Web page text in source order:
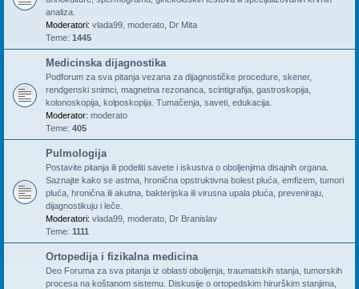
analiza.
Moderatori: vlada99 moderato Dr Mita
Teme: 1445
Medicinska dijagnostika
Podforum za sva pitanja vezana za dijagnostičke procedure, skener,
rendgenski snimci, magnetna rezonanca, scintigrafija, gastroskopija,
kolonoskopija, kolposkopija. Tumačenja, saveti, edukacija.
Moderator: moderato
Teme: 405
Pulmologija
Postavite pitanja ili podeliti savete i iskustva o oboljenjima disajnih organa.
Saznajte kako se astma, hronična opstruktivna bolest pluća, emfizem, tumori
pluća, hronična ili akutna, bakterijska ili virusna upala pluća, preveniraju,
dijagnostikuju i leče.
Moderatori: vlada99 moderato Dr Branislav
Teme: 1111
Ortopedija i fizikalna medicina
Deo Foruma za sva pitanja iz oblasti oboljenja, traumatskih stanja, tumorskih
procesa na koštanom sistemu. Diskusije o ortopedskim hirurškim stanjima,